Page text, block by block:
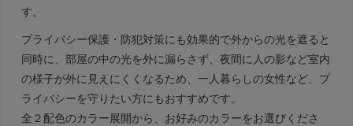
す。
プライバシー保護・防犯対策にも効果的で外からの光を遮ると
同時に、部屋の中の光を外に漏らさず、夜間に人の影など室内
の様子が外に見えにくくなるため、一人暮らしの女性など、プ
ライバシーを守りたい方にもおすすめです。
全２配色のカラー展開から、お好みのカラーをお選びくださ